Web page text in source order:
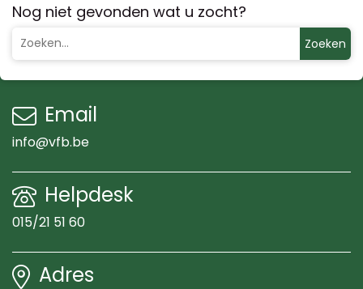
Nog niet gevonden wat u zocht?
Zoeken
Email
info@vfb.be
Helpdesk
015/21 51 60
Adres